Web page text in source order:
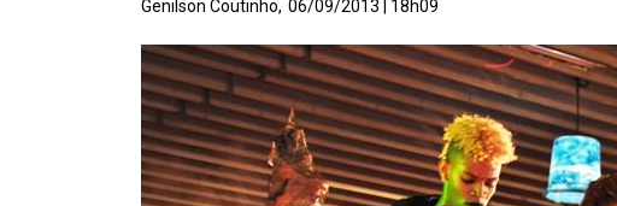
Genilson Coutinho, 06/09/2013 | 18h09